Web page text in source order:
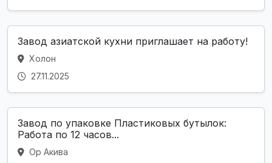
Завод азиатской кухни приглашает на работу!
Холон
27.11.2025
Завод по упаковке Пластиковых бутылок:
Работа по 12 часов...
Ор Акива